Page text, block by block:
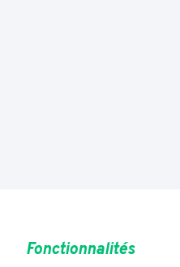
Fonctionnalités